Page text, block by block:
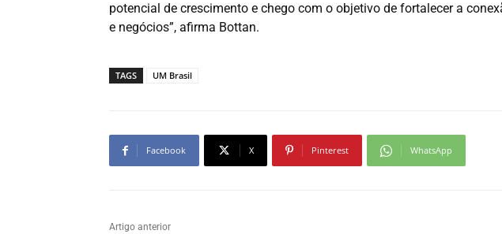
potencial de crescimento e chego com o objetivo de fortalecer a
e negócios”, afirma Bottan.
TAGS UM Brasil
Facebook X Pinterest WhatsApp
Artigo anterior